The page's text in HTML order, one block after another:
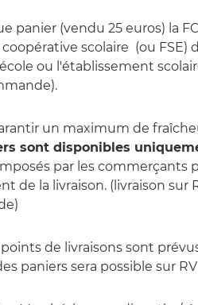
panier (vendu 25 euros) la
coopérative scolaire (ou FSE)
ou l'établissement
un maximum de
sont disponibles
par les commerçants
de la livraison. (livraison sur
points de livraisons sont
paniers sera possible sur RV